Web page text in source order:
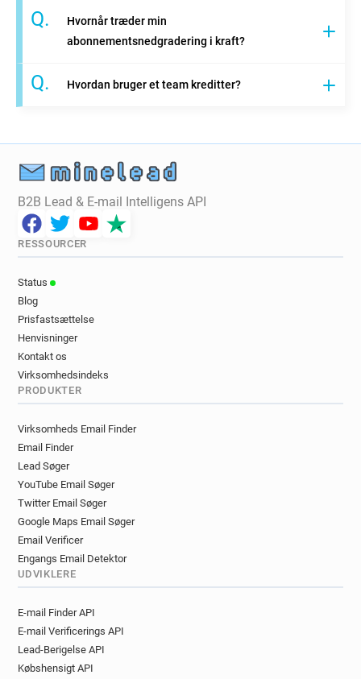
Q.
Hvornår træder min
abonnementsnedgradering i kraft?
Q. Hvordan bruger et team kreditter?
B2B Lead & E-mail Intelligens API
RESSOURCER
Status
Blog
Prisfastsættelse
Henvisninger
Kontakt os
Virksomhedsindeks
PRODUKTER
Virksomheds Email Finder
Email Finder
Lead Søger
YouTube Email Søger
Twitter Email Søger
Google Maps Email Søger
Email Verificer
Engangs Email Detektor
UDVIKLERE
E-mail Finder API
E-mail Verificerings API
Lead-Berigelse API
Købshensigt API